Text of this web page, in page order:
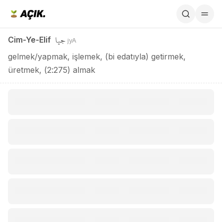
Cim-Ye-Elif جيا jyA
gelmek/yapmak, işlemek, (bi edatıyla) getirmek,
üretmek, (2:275) almak